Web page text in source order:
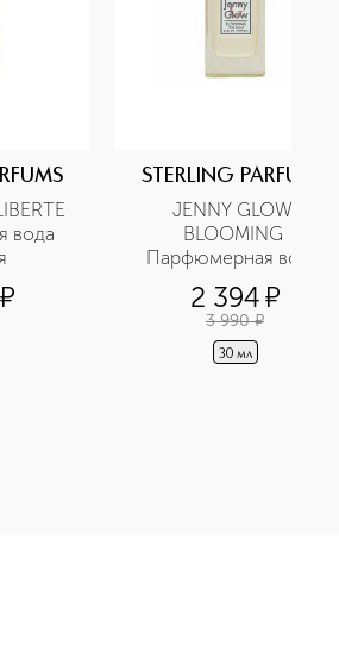
вода
¤
STERLING PARFUMS
JENNY GLOW
BLOOMING
Парфюмерная вода
женская
2 394¤
3 990 ¤
30 мл